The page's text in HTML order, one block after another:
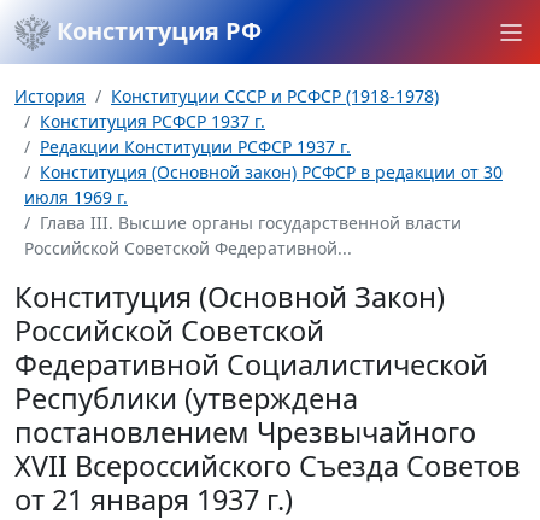
Конституция РФ
История
Конституции СССР и РСФСР (1918-1978)
Конституция РСФСР 1937 г.
Редакции Конституции РСФСР 1937 г.
Конституция (Основной закон) РСФСР в редакции от 30
июля 1969 г.
Глава III. Высшие органы государственной власти
Российской Советской Федеративной...
Конституция (Основной Закон)
Российской Советской
Федеративной Социалистической
Республики (утверждена
постановлением Чрезвычайного
XVII Всероссийского Съезда Советов
от 21 января 1937 г.)